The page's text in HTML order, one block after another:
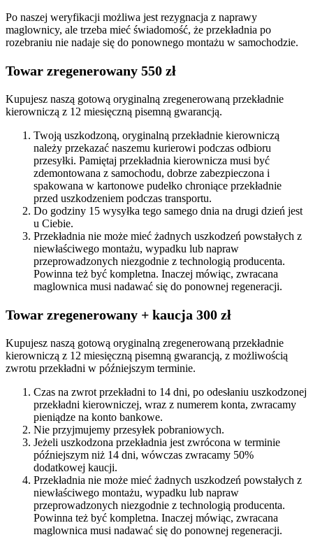
Po naszej weryfikacji możliwa jest rezygnacja z naprawy
maglownicy, ale trzeba mieć świadomość, że przekładnia po
rozebraniu nie nadaje się do ponownego montażu w samochodzie.
Towar zregenerowany 550 zł
Kupujesz naszą gotową oryginalną zregenerowaną przekładnie
kierowniczą z 12 miesięczną pisemną gwarancją.
Twoją uszkodzoną, oryginalną przekładnie kierowniczą
należy przekazać naszemu kurierowi podczas odbioru
przesyłki. Pamiętaj przekładnia kierownicza musi być
zdemontowana z samochodu, dobrze zabezpieczona i
spakowana w kartonowe pudełko chroniące przekładnie
przed uszkodzeniem podczas transportu.
Do godziny 15 wysyłka tego samego dnia na drugi dzień jest
u Ciebie.
Przekładnia nie może mieć żadnych uszkodzeń powstałych z
niewłaściwego montażu, wypadku lub napraw
przeprowadzonych niezgodnie z technologią producenta.
Powinna też być kompletna. Inaczej mówiąc, zwracana
maglownica musi nadawać się do ponownej regeneracji.
Towar zregenerowany + kaucja 300 zł
Kupujesz naszą gotową oryginalną zregenerowaną przekładnie
kierowniczą z 12 miesięczną pisemną gwarancją, z możliwością
zwrotu przekładni w późniejszym terminie.
Czas na zwrot przekładni to 14 dni, po odesłaniu uszkodzonej
przekładni kierowniczej, wraz z numerem konta, zwracamy
pieniądze na konto bankowe.
Nie przyjmujemy przesyłek pobraniowych.
Jeżeli uszkodzona przekładnia jest zwrócona w terminie
późniejszym niż 14 dni, wówczas zwracamy 50%
dodatkowej kaucji.
Przekładnia nie może mieć żadnych uszkodzeń powstałych z
niewłaściwego montażu, wypadku lub napraw
przeprowadzonych niezgodnie z technologią producenta.
Powinna też być kompletna. Inaczej mówiąc, zwracana
maglownica musi nadawać się do ponownej regeneracji.